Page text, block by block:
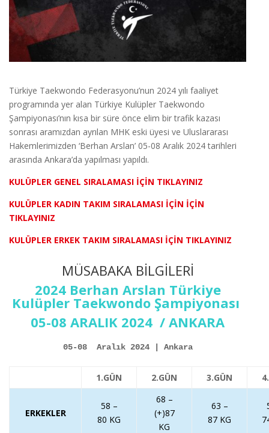
Türkiye Taekwondo Federasyonu’nun 2024 yılı faaliyet
programında yer alan Türkiye Kulüpler Taekwondo
Şampiyonası’nın kısa bir süre önce elim bir trafik kazası
sonrası aramızdan ayrılan MHK eski üyesi ve Uluslararası
Hakemlerimizden ‘Berhan Arslan’ 05-08 Aralık 2024 tarihleri
arasında Ankara’da yapılması yapıldı.
KULÜPLER GENEL SIRALAMASI İÇİN TIKLAYINIZ
KULÜPLER KADIN TAKIM SIRALAMASI İÇİN İÇİN
TIKLAYINIZ
KULÜPLER ERKEK TAKIM SIRALAMASI İÇİN TIKLAYINIZ
MÜSABAKA BİLGİLERİ
2024 Berhan Arslan Türkiye
Kulüpler Taekwondo Şampiyonası
05-08 ARALIK 2024 / ANKARA
05-08  Aralık 2024 | Ankara
1.GÜN 2.GÜN 3.GÜN
ERKEKLER
58 –
80 KG
68 –
(+)87
KG
63 –
87 KG